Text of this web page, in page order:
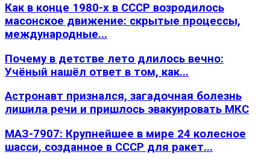
Как в конце 1980-х в СССР возродилось
масонское движение: скрытые процессы,
международные...
Почему в детстве лето длилось вечно:
Учёный нашёл ответ в том, как...
Астронавт признался, загадочная болезнь
лишила речи и пришлось эвакуировать МКС
МАЗ-7907: Крупнейшее в мире 24 колесное
шасси, созданное в СССР для ракет...